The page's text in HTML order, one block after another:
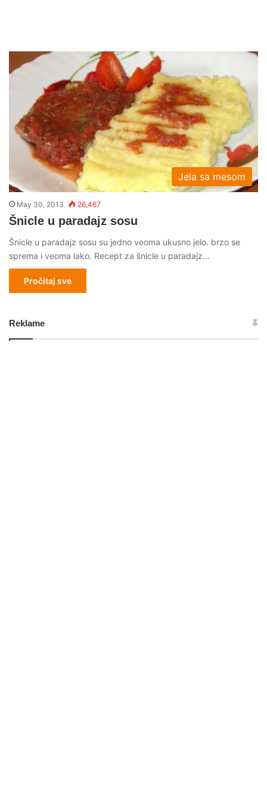
Jela sa mesom
May 30, 2013 26,467
Šnicle u paradajz sosu
Šnicle u paradajz sosu su jedno veoma ukusno jelo. brzo se
sprema i veoma lako. Recept za šnicle u paradajz…
Pročitaj sve
Reklame